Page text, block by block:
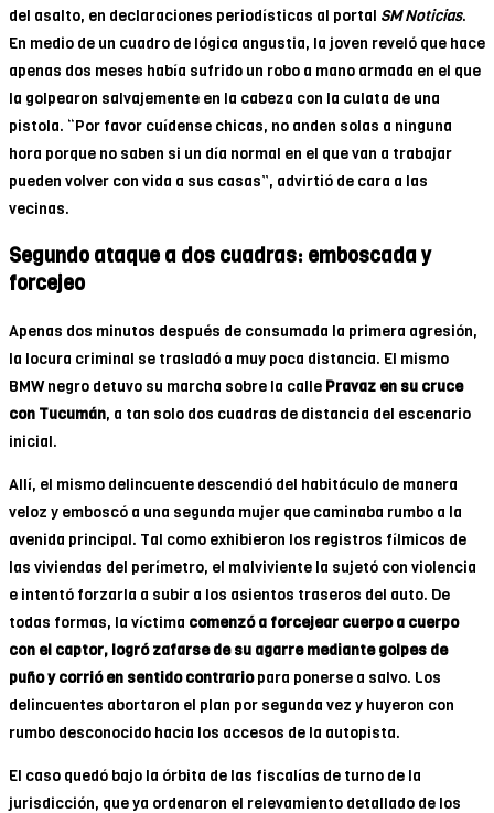
del asalto, en declaraciones periodísticas al portal SM Noticias.
En medio de un cuadro de lógica angustia, la joven reveló que hace
apenas dos meses había sufrido un robo a mano armada en el que
la golpearon salvajemente en la cabeza con la culata de una
pistola. “Por favor cuídense chicas, no anden solas a ninguna
hora porque no saben si un día normal en el que van a trabajar
pueden volver con vida a sus casas”, advirtió de cara a las
vecinas.
Segundo ataque a dos cuadras: emboscada y
forcejeo
Apenas dos minutos después de consumada la primera agresión,
la locura criminal se trasladó a muy poca distancia. El mismo
BMW negro detuvo su marcha sobre la calle Pravaz en su cruce
con Tucumán, a tan solo dos cuadras de distancia del escenario
inicial.
Allí, el mismo delincuente descendió del habitáculo de manera
veloz y emboscó a una segunda mujer que caminaba rumbo a la
avenida principal. Tal como exhibieron los registros fílmicos de
las viviendas del perímetro, el malviviente la sujetó con violencia
e intentó forzarla a subir a los asientos traseros del auto. De
todas formas, la víctima comenzó a forcejear cuerpo a cuerpo
con el captor, logró zafarse de su agarre mediante golpes de
puño y corrió en sentido contrariopara ponerse a salvo. Los
delincuentes abortaron el plan por segunda vez y huyeron con
rumbo desconocido hacia los accesos de la autopista.
El caso quedó bajo la órbita de las fiscalías de turno de la
jurisdicción, que ya ordenaron el relevamiento detallado de los